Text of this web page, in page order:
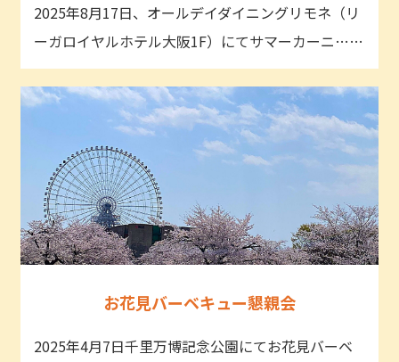
2025年8月17日、オールデイダイニングリモネ（リ
ーガロイヤルホテル大阪1F）にてサマーカーニ……
お花見バーベキュー懇親会
2025年4月7日千里万博記念公園にてお花見バーベ